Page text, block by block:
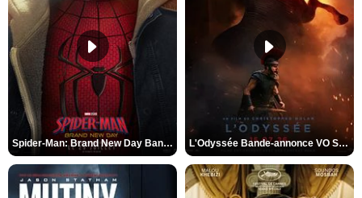
Spider-Man: Brand New Day Bande-annonce VO STFR L'Odyssée Bande-annonce VO STFR